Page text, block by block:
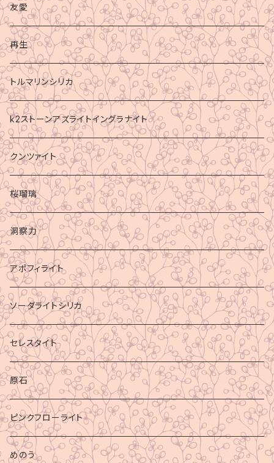
友愛
再生
トルマリンシリカ
k2ストーンアズライトイングラナイト
クンツァイト
桜瑠璃
洞察力
アポフィライト
ソーダライトシリカ
セレスタイト
原石
ピンクフローライト
めのう